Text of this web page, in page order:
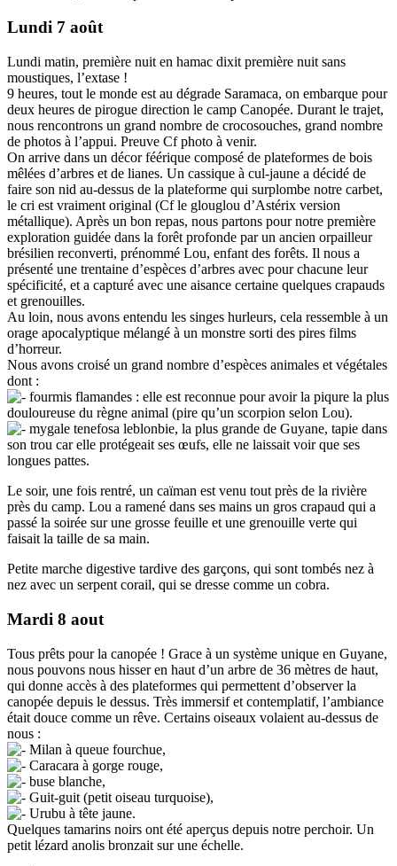
Lundi 7 août
Lundi matin, première nuit en hamac dixit première nuit sans
moustiques, l’extase !
9 heures, tout le monde est au dégrade Saramaca, on embarque pour
deux heures de pirogue direction le camp Canopée. Durant le trajet,
nous rencontrons un grand nombre de crocosouches, grand nombre
de photos à l’appui. Preuve Cf photo à venir.
On arrive dans un décor féérique composé de plateformes de bois
mêlées d’arbres et de lianes. Un cassique à cul-jaune a décidé de
faire son nid au-dessus de la plateforme qui surplombe notre carbet,
le cri est vraiment original (Cf le glouglou d’Astérix version
métallique). Après un bon repas, nous partons pour notre première
exploration guidée dans la forêt profonde par un ancien orpailleur
brésilien reconverti, prénommé Lou, enfant des forêts. Il nous a
présenté une trentaine d’espèces d’arbres avec pour chacune leur
spécificité, et a capturé avec une aisance certaine quelques crapauds
et grenouilles.
Au loin, nous avons entendu les singes hurleurs, cela ressemble à un
orage apocalyptique mélangé à un monstre sorti des pires films
d’horreur.
Nous avons croisé un grand nombre d’espèces animales et végétales
dont :
fourmis flamandes : elle est reconnue pour avoir la piqure la plus
douloureuse du règne animal (pire qu’un scorpion selon Lou).
mygale tenefosa leblonbie, la plus grande de Guyane, tapie dans
son trou car elle protégeait ses œufs, elle ne laissait voir que ses
longues pattes.
Le soir, une fois rentré, un caïman est venu tout près de la rivière
près du camp. Lou a ramené dans ses mains un gros crapaud qui a
passé la soirée sur une grosse feuille et une grenouille verte qui
faisait la taille de sa main.
Petite marche digestive tardive des garçons, qui sont tombés nez à
nez avec un serpent corail, qui se dresse comme un cobra.
Mardi 8 aout
Tous prêts pour la canopée ! Grace à un système unique en Guyane,
nous pouvons nous hisser en haut d’un arbre de 36 mètres de haut,
qui donne accès à des plateformes qui permettent d’observer la
canopée depuis le dessus. Très immersif et contemplatif, l’ambiance
était douce comme un rêve. Certains oiseaux volaient au-dessus de
nous :
Milan à queue fourchue,
Caracara à gorge rouge,
buse blanche,
Guit-guit (petit oiseau turquoise),
Urubu à tête jaune.
Quelques tamarins noirs ont été aperçus depuis notre perchoir. Un
petit lézard anolis bronzait sur une échelle.